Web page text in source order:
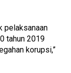
pelaksanaan
tahun 2019
korupsi,”